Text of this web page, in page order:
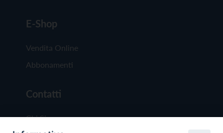
E-Shop
Vendita Online
Abbonamenti
Contatti
Chi Siamo